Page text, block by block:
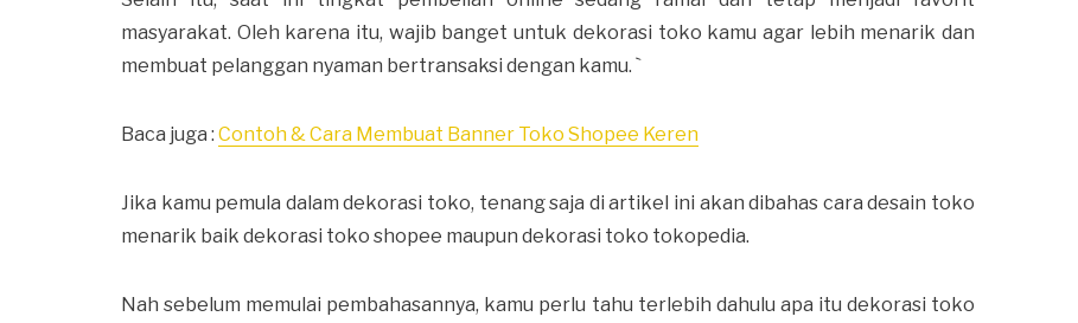
masyarakat. Oleh karena itu, wajib banget untuk dekorasi toko kamu agar lebih menarik dan
membuat pelanggan nyaman bertransaksi dengan kamu. `
Baca juga : Contoh & Cara Membuat Banner Toko Shopee Keren
Jika kamu pemula dalam dekorasi toko, tenang saja di artikel ini akan dibahas cara desain toko
menarik baik dekorasi toko shopee maupun dekorasi toko tokopedia.
Nah sebelum memulai pembahasannya, kamu perlu tahu terlebih dahulu apa itu dekorasi toko